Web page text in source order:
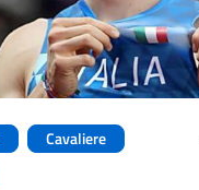
Cavaliere